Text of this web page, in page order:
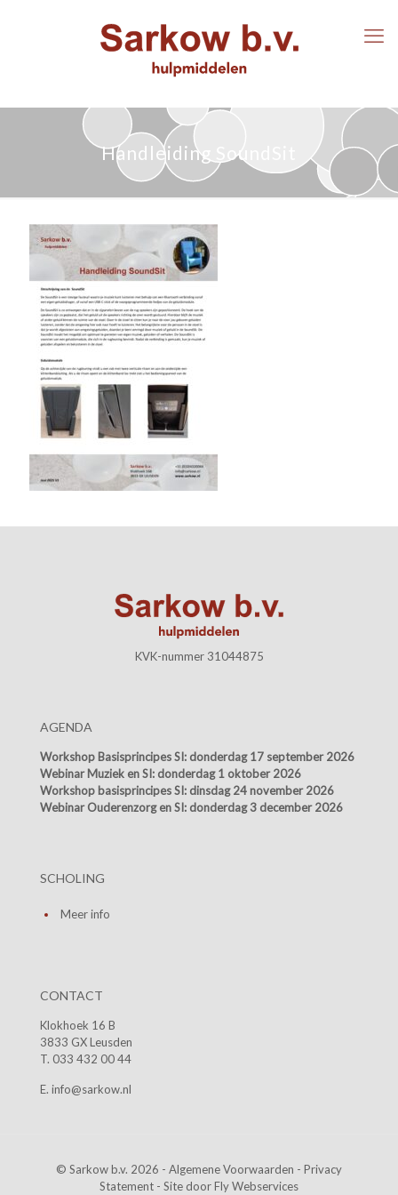
Handleiding SoundSit
KVK-nummer 31044875
AGENDA
Workshop Basisprincipes SI: donderdag 17 september 2026
Webinar Muziek en SI: donderdag 1 oktober 2026
Workshop basisprincipes SI: dinsdag 24 november 2026
Webinar Ouderenzorg en SI: donderdag 3 december 2026
SCHOLING
Meer info
CONTACT
Klokhoek 16 B
3833 GX Leusden
T. 033 432 00 44
E. info@sarkow.nl
© Sarkow b.v. 2026 - Algemene Voorwaarden - Privacy
Statement - Site doorFly Webservices